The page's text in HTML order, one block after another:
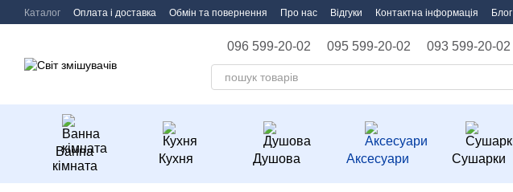
Перейти до основного контенту
Каталог Оплата і доставка Обмін та повернення Про нас Відгуки Контактна інформація Блог
096 599-20-02 095 599-20-02 093 599-20-02
Ванна
кімната
Кухня Душова Аксесуари Сушарки